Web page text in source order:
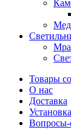
Товары
О нас
Доставка
Установка
Вопросы-